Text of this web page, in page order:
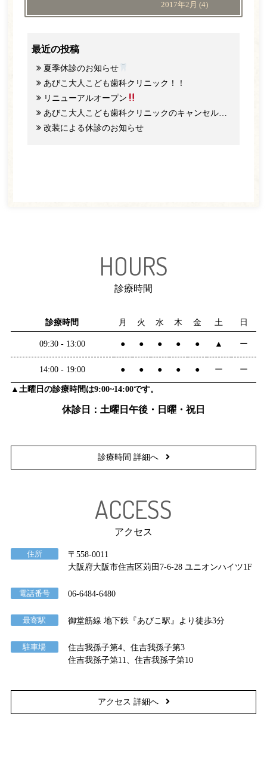
2017年2月 (4)
最近の投稿
夏季休診のお知らせ
あびこ大人こども歯科クリニック！！
リニューアルオープン
あびこ大人こども歯科クリニックのキャンセル料と予約のご協力について
改装による休診のお知らせ
HOURS
診療時間
診療時間 月 火 水 木 金 土 日
09:30 - 13:00 ● ● ● ● ● ▲ ー
14:00 - 19:00 ● ● ● ● ● ー ー
▲土曜日の診療時間は9:00~14:00です。
休診日：土曜日午後・日曜・祝日
診療時間 詳細へ
ACCESS
アクセス
住所
〒558-0011
大阪府大阪市住吉区苅田7-6-28 ユニオンハイツ1F
電話番号 06-6484-6480
最寄駅 御堂筋線 地下鉄『あびこ駅』より徒歩3分
駐車場
住吉我孫子第4、住吉我孫子第3
住吉我孫子第11、住吉我孫子第10
アクセス 詳細へ